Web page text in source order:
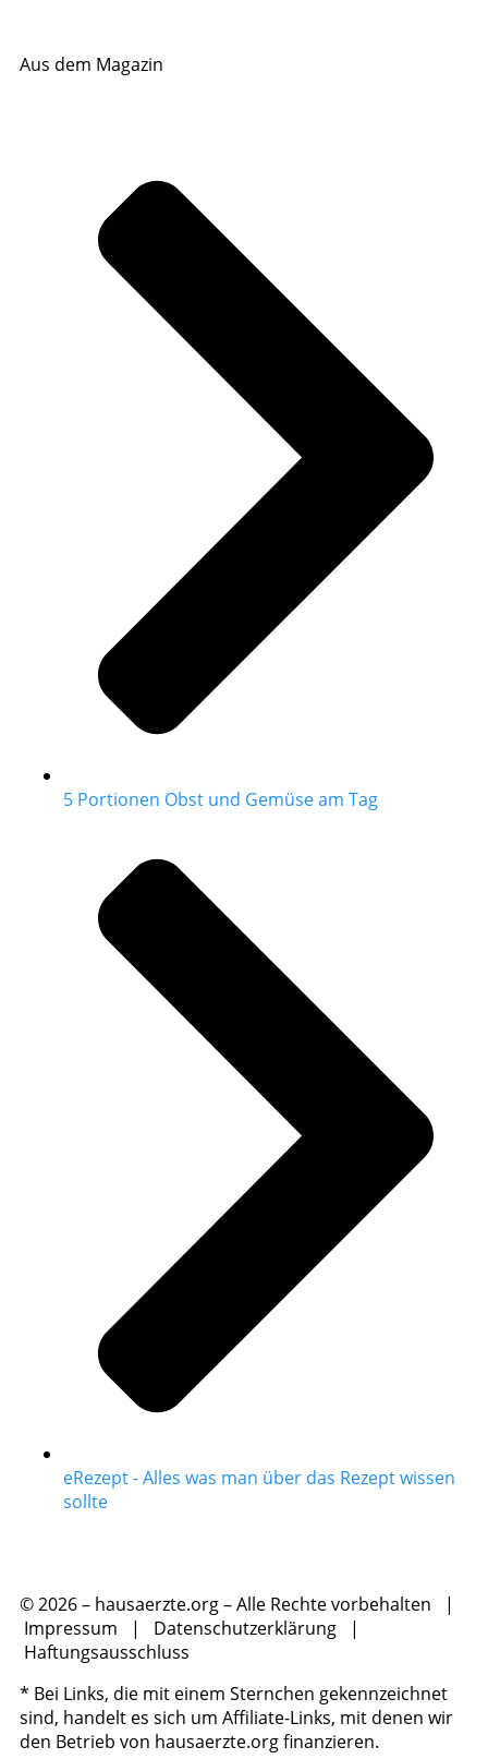
Aus dem Magazin
5 Portionen Obst und Gemüse am Tag
eRezept - Alles was man über das Rezept wissen
sollte
© 2026 – hausaerzte.org – Alle Rechte vorbehalten |
Impressum | Datenschutzerklärung |
Haftungsausschluss
* Bei Links, die mit einem Sternchen gekennzeichnet
sind, handelt es sich um Affiliate-Links, mit denen wir
den Betrieb von hausaerzte.org finanzieren.